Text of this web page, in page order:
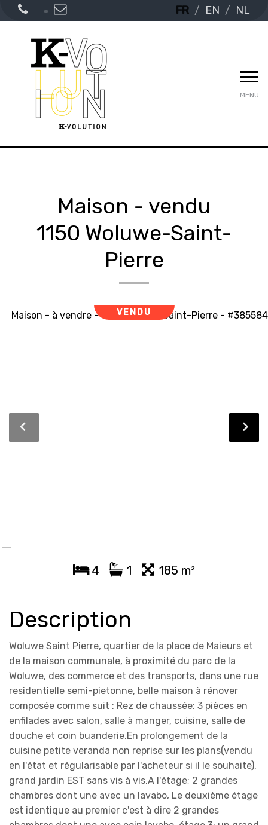
FR EN NL
MENU
Maison - vendu
1150 Woluwe-Saint-
Pierre
VENDU
4 1 185 m²
Description
Woluwe Saint Pierre, quartier de la place de Maieurs et
de la maison communale, à proximité du parc de la
Woluwe, des commerce et des transports, dans une rue
residentielle semi-pietonne, belle maison à rénover
composée comme suit : Rez de chaussée: 3 pièces en
enfilades avec salon, salle à manger, cuisine, salle de
douche et coin buanderie.En prolongement de la
cuisine petite veranda non reprise sur les plans(vendu
en l'état et régularisable par l'acheteur si il le souhaite),
grand jardin EST sans vis à vis.A l'étage; 2 grandes
chambres dont une avec un lavabo, Le deuxième étage
est identique au premier c'est à dire 2 grandes